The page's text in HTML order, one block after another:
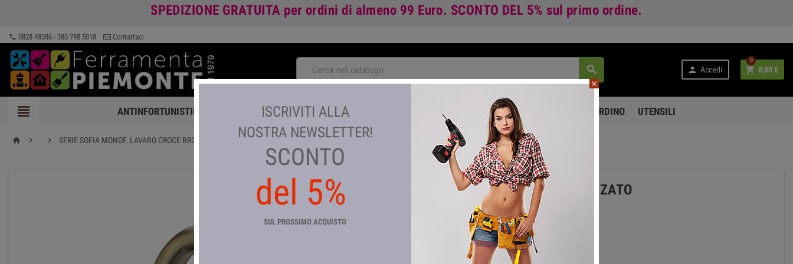
SPEDIZIONE GRATUITA per ordini di almeno 99 Euro. SCONTO DEL 5% sul primo ordine.
phone 0828 48386 - 380 798 5018 Contattaci
  Accedi  0,00 €
0
 ANTINFORTUNISTICA FERRAMENTA GIARDINAGGIO E AGRICOLTURA COLORI E VERNICI TEMPO LIBERO E GIARDINO UTENSILI
home   SERIE SOFIA MONOF. LAVABO CROCE BRONZATO
SERIE SOFIA MONOF. LAVABO CROCE BRONZATO
close
ISCRIVITI ALLA
NOSTRA NEWSLETTER!
SCONTO
del 5%
SUL PROSSIMO ACQUISTO